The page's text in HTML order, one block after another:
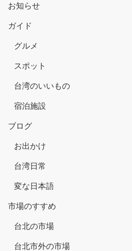
お知らせ
ガイド
グルメ
スポット
台湾のいいもの
宿泊施設
ブログ
お出かけ
台湾日常
変な日本語
市場のすすめ
台北の市場
台北市外の市場